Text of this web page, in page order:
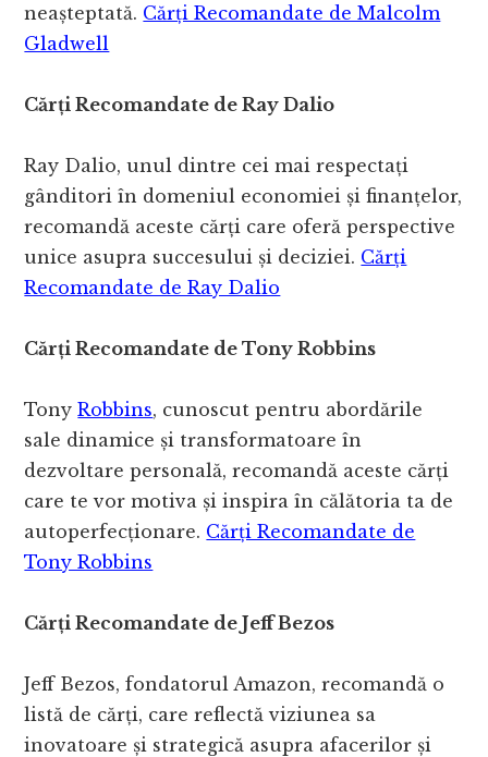
neașteptată. Cărți Recomandate de Malcolm
Gladwell
Cărți Recomandate de Ray Dalio
Ray Dalio, unul dintre cei mai respectați
gânditori în domeniul economiei și finanțelor,
recomandă aceste cărți care oferă perspective
unice asupra succesului și deciziei. Cărți
Recomandate de Ray Dalio
Cărți Recomandate de Tony Robbins
TonyRobbins, cunoscut pentru abordările
sale dinamice și transformatoare în
dezvoltare personală, recomandă aceste cărți
care te vor motiva și inspira în călătoria ta de
autoperfecționare. Cărți Recomandate de
Tony Robbins
Cărți Recomandate de Jeff Bezos
Jeff Bezos, fondatorul Amazon, recomandă o
listă de cărți, care reflectă viziunea sa
inovatoare și strategică asupra afacerilor și